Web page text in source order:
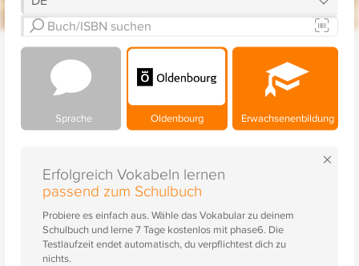
Sprache Oldenbourg Erwachsenenbildung
×
Erfolgreich Vokabeln lernen
passend zum Schulbuch
Probiere es einfach aus. Wähle das Vokabular zu deinem
Schulbuch und lerne 7 Tage kostenlos mit phase6. Die
Testlaufzeit endet automatisch, du verpflichtest dich zu
nichts.